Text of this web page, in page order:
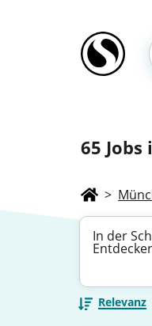
65 Jobs
>
In der
Relevanz